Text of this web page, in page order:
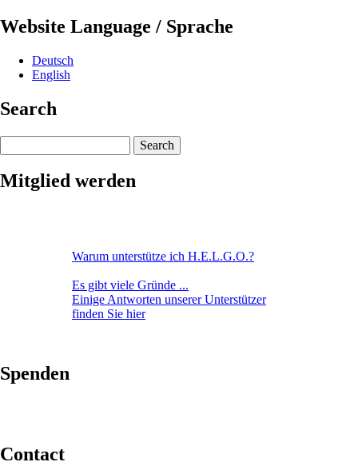
Website Language / Sprache
Deutsch
English
Search
Mitglied werden
Warum unterstütze ich H.E.L.G.O.?
Es gibt viele Gründe ...
Einige Antworten unserer Unterstützer
finden Sie hier
Spenden
Contact